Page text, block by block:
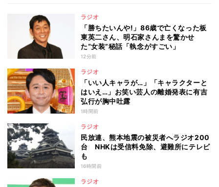
ラジオ
「勝ちたいんや!」86歳で亡くなった板
東英二さん、明石家さんまを驚かせ
た“女装”秘話「執念がすごい」
12分前
ラジオ
「いい人キャラが…」「キャラクターと
はいえ…」お笑い芸人の離婚発表に有吉
弘行が胸中吐露
1時間前
ラジオ
民放連、熊本地震の被災者へラジオ200
台 NHKは受信料免除、避難所にテレビ
も
16時間前
ラジオ